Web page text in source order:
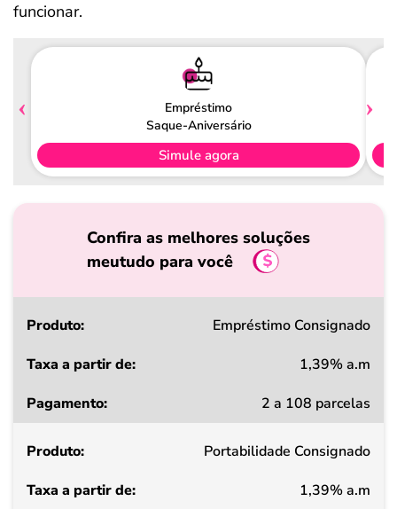
funcionar.
Empréstimo
Saque-Aniversário
Simule agora
Confira as melhores soluções
meutudo para você
Produto
a
de
Empréstimo Consignado
1,39% a.m
2 a 108 parcelas
Portabilidade Consignado
1,39% a.m